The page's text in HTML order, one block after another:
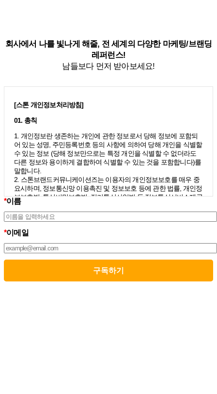
회사에서 나를 빛나게 해줄, 전 세계의 다양한 마케팅/브랜딩
레퍼런스!
남들보다 먼저 받아보세요!
[스톤 개인정보처리방침]
01. 총칙
1. 개인정보란 생존하는 개인에 관한 정보로서 당해 정보에 포함되
어 있는 성명, 주민등록번호 등의 사항에 의하여 당해 개인을 식별할
수 있는 정보 (당해 정보만으로는 특정 개인을 식별할 수 없더라도
다른 정보와 용이하게 결합하여 식별할 수 있는 것을 포함합니다)를
말합니다.
2. 스톤브랜드커뮤니케이션즈는 이용자의 개인정보보호를 매우 중
요시하며, 정보통신망 이용촉진 및 정보보호 등에 관한 법률, 개인정
보보호법, 통신비밀보호법, 전기통신사업법 등 정보통신서비스제공
자가 준수하여야 할 관련 법령상의 개인정보보호 규정을 준수하며,
개인정보처리방침을 통하여 이용자가 제공하는 개인정보가 어떠한
용도와 방식으로 이용되고 있으며 개인정보보호를 위해 어떠한 조
치가 취해지고 있는지 알려드립니다.
선을 위하여 개정하는데 필요한 절차를 정하고 있으며, 개인정보처
리방침을 회사의 필요와 사회적 변화에 맞게 변경할 수 있습니다. 그
리고 개인정보처리방침을 개정하는 경우 버전번호 등을 부여하여
개정된 사항을 이용자께서 쉽게 알아볼 수 있도록 하고 있습니다.
*이름
*이메일